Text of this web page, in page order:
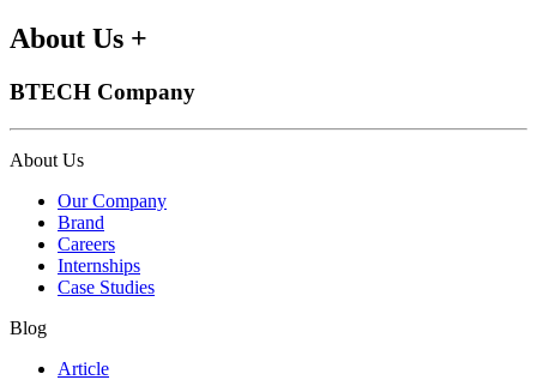
About Us +
BTECH Company
About Us
Our Company
Brand
Careers
Internships
Case Studies
Blog
Article